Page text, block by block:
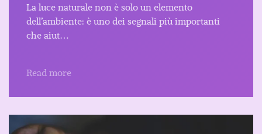
La luce naturale non è solo un elemento
dell’ambiente: è uno dei segnali più importanti
che aiut…
Read more